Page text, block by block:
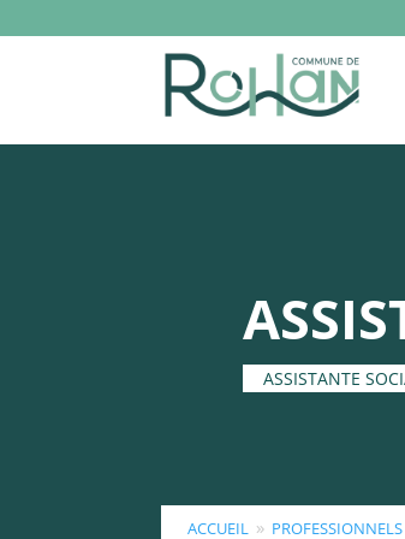
ASSISTANTE
ACCUEIL 9